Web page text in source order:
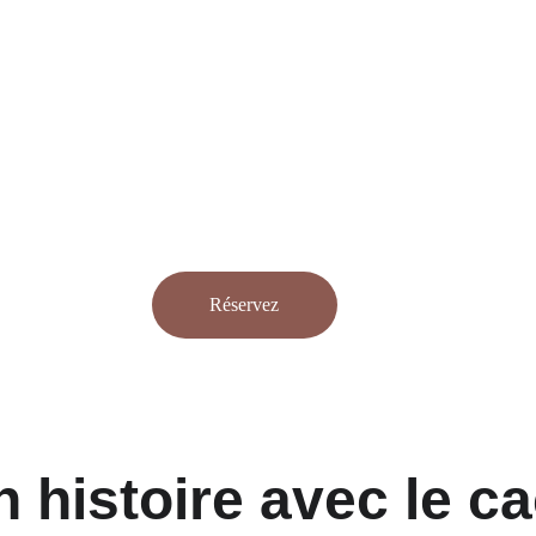
Réservez
histoire avec le